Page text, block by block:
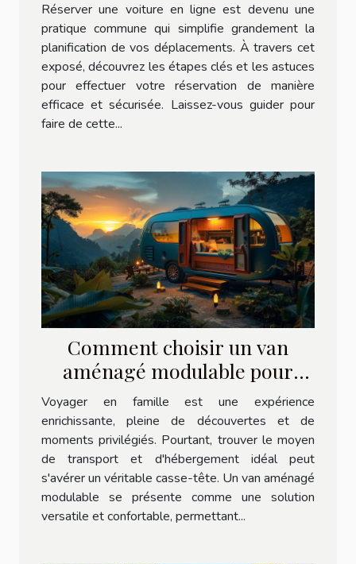
Réserver une voiture en ligne est devenu une
pratique commune qui simplifie grandement la
planification de vos déplacements. À travers cet
exposé, découvrez les étapes clés et les astuces
pour effectuer votre réservation de manière
efficace et sécurisée. Laissez-vous guider pour
faire de cette...
Comment choisir un van
aménagé modulable pour
voyager en famille
Voyager en famille est une expérience
enrichissante, pleine de découvertes et de
moments privilégiés. Pourtant, trouver le moyen
de transport et d'hébergement idéal peut
s'avérer un véritable casse-tête. Un van aménagé
modulable se présente comme une solution
versatile et confortable, permettant...